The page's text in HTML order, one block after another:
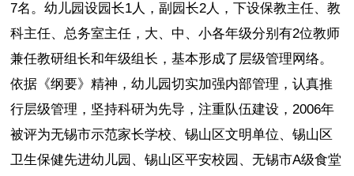
7名。幼儿园设园长1人，副园长2人，下设保教主任、教
科主任、总务室主任，大、中、小各年级分别有2位教师
兼任教研组长和年级组长，基本形成了层级管理网络。
依据《纲要》精神，幼儿园切实加强内部管理，认真推
行层级管理，坚持科研为先导，注重队伍建设，2006年
被评为无锡市示范家长学校、锡山区文明单位、锡山区
卫生保健先进幼儿园、锡山区平安校园、无锡市A级食堂